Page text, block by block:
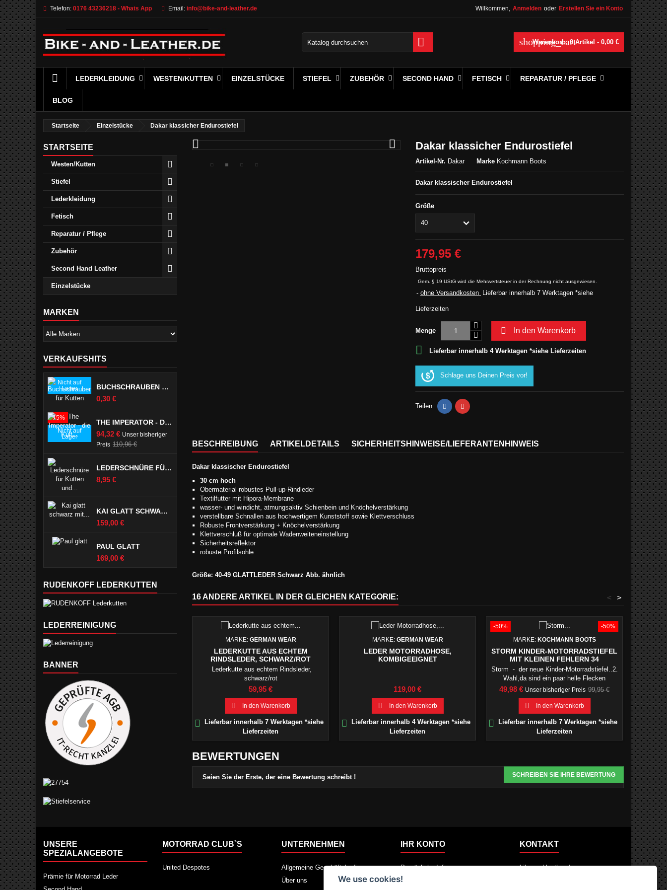
Telefon: 0176 43236218 - Whats App Email: info@bike-and-leather.de Willkommen, Anmelden oder Erstellen Sie ein Konto
shopping_cart
Warenkorb: 0Artikel - 0,00 €

LEDERKLEIDUNG WESTEN/KUTTEN EINZELSTÜCKE STIEFEL ZUBEHÖR SECOND HAND FETISCH REPARATUR / PFLEGE
BLOG
Startseite Einzelstücke Dakar klassicher Endurostiefel
STARTSEITE
Westen/Kutten
Stiefel
Lederkleidung
Fetisch
Reparatur / Pflege
Zubehör
Second Hand Leather
Einzelstücke
MARKEN
VERKAUFSHITS
Nicht auf
Lager
BUCHSCHRAUBEN FÜR KUTTEN
Preis
0,30 €
-15%
Nicht auf
Lager
THE IMPERATOR - DIE KULT LEDERKUTTE
Preis
94,32 € Unser bisheriger
Preis Verkaufspreis
110,96 €
LEDERSCHNÜRE FÜR KUTTEN UND LEDERJEANS SCHWARZ
Preis
8,95 €
KAI GLATT SCHWARZ MIT PASPELTSCHEN
Preis
159,00 €
PAUL GLATT
Preis
169,00 €
RUDENKOFF LEDERKUTTEN
LEDERREINIGUNG
BANNER
  Dakar klassicher Endurostiefel
Artikel-Nr. Dakar Marke Kochmann Boots
Dakar klassischer Endurostiefel
Größe
179,95 €
Bruttopreis
Gem. § 19 UStG wird die Mehrwertsteuer in der Rechnung nicht ausgewiesen.
ohne Versandkosten Lieferbar innerhalb 7 Werktagen *siehe
Lieferzeiten
Menge  In den Warenkorb
 Lieferbar innerhalb 4 Werktagen *siehe Lieferzeiten
Schlage uns Deinen Preis vor!
Teilen
BESCHREIBUNG ARTIKELDETAILS SICHERHEITSHINWEISE/LIEFERANTENHINWEIS
Dakar klassischer Endurostiefel
30 cm hoch
Obermaterial robustes Pull-up-Rindleder
Textilfutter mit Hipora-Membrane
wasser- und windicht, atmungsaktiv Schienbein und Knöchelverstärkung
verstellbare Schnallen aus hochwertigem Kunststoff sowie Klettverschluss
Robuste Frontverstärkung + Knöchelverstärkung
Klettverschluß für optimale Wadenweiteneinstellung
Sicherheitsreflektor
robuste Profilsohle
Größe: 40-49 GLATTLEDER Schwarz Abb. ähnlich
16 ANDERE ARTIKEL IN DER GLEICHEN KATEGORIE: >
<
MARKE: GERMAN WEAR
LEDERKUTTE AUS ECHTEM
RINDSLEDER, SCHWARZ/ROT
Lederkutte aus echtem Rindsleder,
schwarz/rot
Preis
59,95 €
 In den Warenkorb

Lieferbar innerhalb 7 Werktagen *siehe
Lieferzeiten
MARKE: GERMAN WEAR
LEDER MOTORRADHOSE,
KOMBIGEEIGNET
Preis
119,00 €
 In den Warenkorb

Lieferbar innerhalb 4 Werktagen *siehe
Lieferzeiten
-50%
-50%
MARKE: KOCHMANN BOOTS
STORM KINDER-MOTORRADSTIEFEL
MIT KLEINEN FEHLERN 34
Storm - der neue Kinder-Motorradstiefel..2.
Wahl,da sind ein paar helle Flecken
drauf.Erfahrungsgemäß erzielt man hier mit
entfernen.
Preis
49,98 € Unser bisheriger Preis Verkaufspreis
99,95 €
 In den Warenkorb

Lieferbar innerhalb 7 Werktagen *siehe
Lieferzeiten
-50%
Preis
89,50

BEWERTUNGEN
SCHREIBEN SIE IHRE BEWERTUNG
Seien Sie der Erste, der eine Bewertung schreibt !
UNSERE
SPEZIALANGEBOTE
Prämie für Motorrad Leder
MOTORRAD CLUB`S
United Despotes
UNTERNEHMEN
Allgemeine Geschäftsbedingungen
Über uns
IHR KONTO
Persönliche Infos
Warenrücksendungen
KONTAKT
bike-and-leather.de
We use cookies!